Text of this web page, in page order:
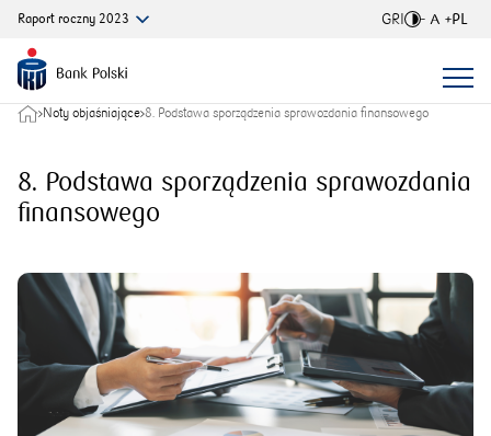
Raport roczny 2023 GRI PL
Noty objaśniające 8. Podstawa sporządzenia sprawozdania finansowego
8. Podstawa sporządzenia sprawozdania
finansowego